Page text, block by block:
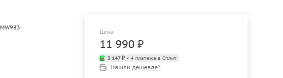
MW983
Цена
11 990 ₽
3 147 ₽ × 4 платежа в Сплит
Нашли дешевле?